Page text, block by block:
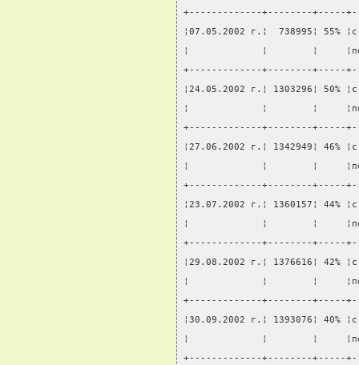
+-------------+--------+-----
¦07.05.2002 г.¦  738995¦ 55%
¦             ¦        ¦     ¦по
+-------------+--------+-----
¦24.05.2002 г.¦ 1303296¦ 50%
¦             ¦        ¦     ¦по
+-------------+--------+-----
¦27.06.2002 г.¦ 1342949¦ 46%
¦             ¦        ¦     ¦по
+-------------+--------+-----
¦23.07.2002 г.¦ 1360157¦ 44%
¦             ¦        ¦     ¦по
+-------------+--------+-----
¦29.08.2002 г.¦ 1376616¦ 42%
¦             ¦        ¦     ¦по
+-------------+--------+-----
¦30.09.2002 г.¦ 1393076¦ 40%
¦             ¦        ¦     ¦по
+-------------+--------+-----